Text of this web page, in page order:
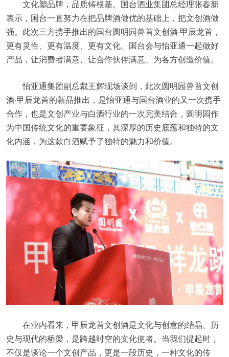
文化塑品牌，品质铸根基。国台酒业集团总经理张春新
表示，国台一直努力在把品牌酒做优的基础上，把文创酒做
强。此次三方携手推出的国台圆明园兽首文创酒·甲辰龙首，
更有灵性、更有温度、更有文化。国台会与怡亚通一起做好
产品，让消费者满意、让合作伙伴满意、为各方创造价值。
怡亚通集团副总裁王辉现场谈到，此次圆明园兽首文创
酒·甲辰龙首的新品推出，是怡亚通与国台酒业的又一次携手
合作，也是文创产业与白酒行业的一次完美结合，圆明园作
为中国传统文化的重要象征，其深厚的历史底蕴和独特的文
化内涵，为这款白酒赋予了独特的魅力和价值。
在业内看来，甲辰龙首文创酒是文化与创意的结晶、历
史与现代的桥梁，是跨越时空的文化使者。当我们提起时，
不仅是谈论一个文创产品，更是一段历史，一种文化的传